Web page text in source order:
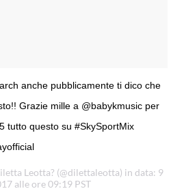
anche pubblicamente ti dico che
Grazie mille a @babykmusic per
tutto questo su #SkySportMix
Leotta? (@dilettaleotta) in data: 9
alle ore 09:19 PST